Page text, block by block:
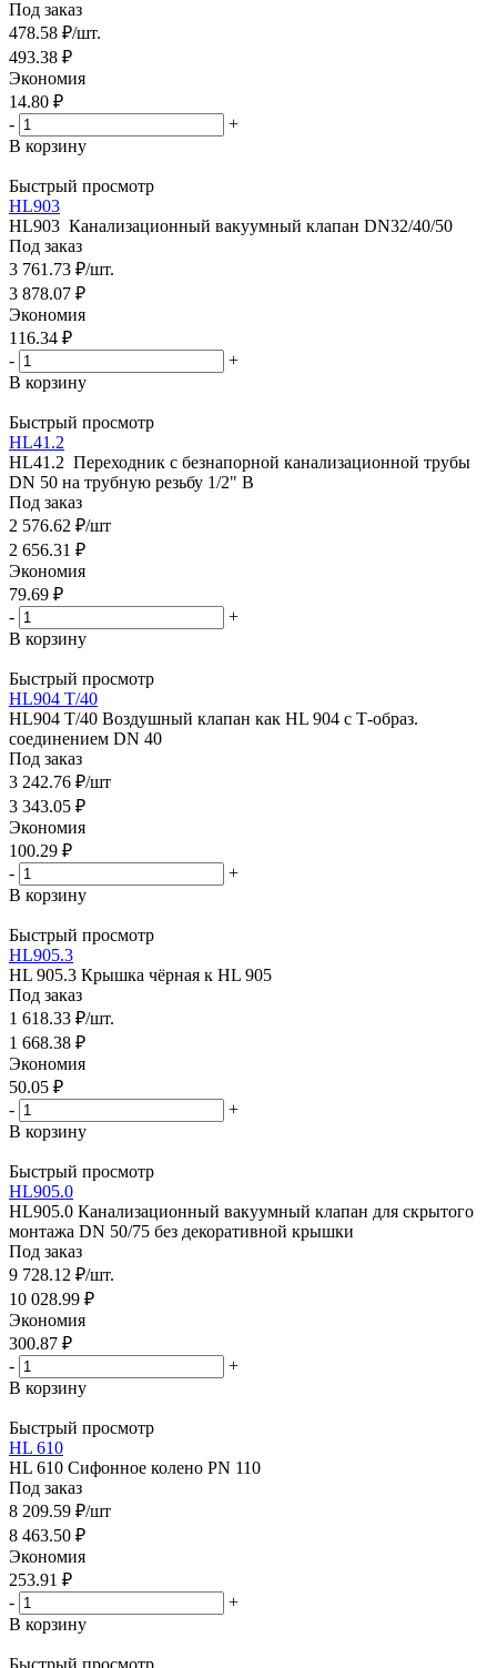
Под заказ
478.58 ₽/шт.
493.38 ₽
Экономия
14.80 ₽
-
+
В корзину
Быстрый просмотр
HL903
HL903 Канализационный вакуумный клапан DN32/40/50
Под заказ
3 761.73 ₽/шт.
3 878.07 ₽
Экономия
116.34 ₽
-
+
В корзину
Быстрый просмотр
HL41.2
HL41.2 Переходник с безнапорной канализационной трубы
DN 50 на трубную резьбу 1/2" В
Под заказ
2 576.62 ₽/шт
2 656.31 ₽
Экономия
79.69 ₽
-
+
В корзину
Быстрый просмотр
HL904 T/40
HL904 T/40 Воздушный клапан как HL 904 с Т-образ.
соединением DN 40
Под заказ
3 242.76 ₽/шт
3 343.05 ₽
Экономия
100.29 ₽
-
+
В корзину
Быстрый просмотр
HL905.3
HL 905.3 Крышка чёрная к HL 905
Под заказ
1 618.33 ₽/шт.
1 668.38 ₽
Экономия
50.05 ₽
-
+
В корзину
Быстрый просмотр
HL905.0
HL905.0 Канализационный вакуумный клапан для скрытого
монтажа DN 50/75 без декоративной крышки
Под заказ
9 728.12 ₽/шт.
10 028.99 ₽
Экономия
300.87 ₽
-
+
В корзину
Быстрый просмотр
HL 610
HL 610 Сифонное колено PN 110
Под заказ
8 209.59 ₽/шт
8 463.50 ₽
Экономия
253.91 ₽
-
+
В корзину
Быстрый просмотр